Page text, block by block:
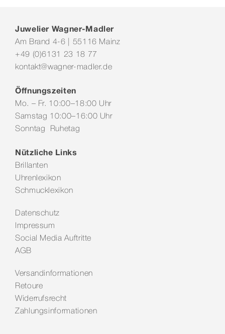
Juwelier Wagner-Madler
Am Brand 4-6 | 55116 Mainz
+49 (0)6131 23 18 77
kontakt@wagner-madler.de
Öffnungszeiten
Mo. – Fr. 10:00–18:00 Uhr
Samstag 10:00–16:00 Uhr
Sonntag Ruhetag
Nützliche Links
Brillanten
Uhrenlexikon
Schmucklexikon
Datenschutz
Impressum
Social Media Auftritte
AGB
Versandinformationen
Retoure
Widerrufsrecht
Zahlungsinformationen